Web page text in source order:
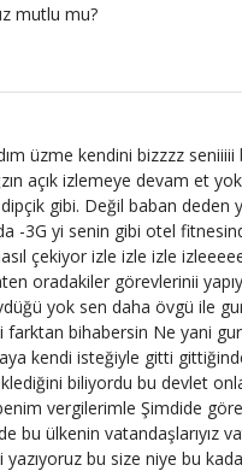
mutlu mu?
üzme kendini bizzzz
açık izlemeye devam et
gibi. Değil baban deden
-3G yi senin gibi otel
çekiyor izle izle izle
oradakiler görevlerinii
yok sen daha övgü ile
farktan bihabersin Ne yani
kendi isteğiyle gitti
biliyordu bu devlet
vergilerimle Şimdide
bu ülkenin vatandaşlarıyız
yazıyoruz bu size niye bu